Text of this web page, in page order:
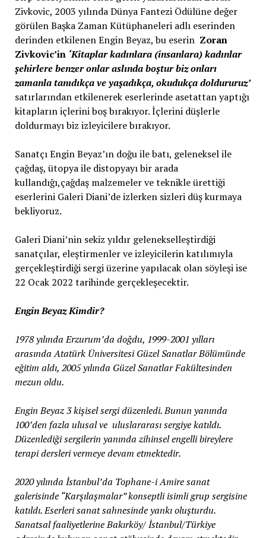
Zivkovic, 2003 yılında Dünya Fantezi Ödülüne değer
görülen Başka Zaman Kütüphaneleri adlı eserinden
derinden etkilenen Engin Beyaz, bu eserin Zoran
Zivkovic’in ‘Kitaplar kadınlara (insanlara) kadınlar
şehirlere benzer onlar aslında boştur biz onları
zamanla tanıdıkça ve yaşadıkça, okudukça doldururuz’
satırlarından etkilenerek eserlerinde asetattan yaptığı
kitapların içlerini boş bırakıyor. İçlerini düşlerle
doldurmayı biz izleyicilere bırakıyor.
Sanatçı Engin Beyaz’ın doğu ile batı, geleneksel ile
çağdaş, ütopya ile distopyayı bir arada
kullandığı,çağdaş malzemeler ve teknikle ürettiği
eserlerini Galeri Diani’de izlerken sizleri düş kurmaya
bekliyoruz.
Galeri Diani’nin sekiz yıldır gelenekselleştirdiği
sanatçılar, eleştirmenler ve izleyicilerin katılımıyla
gerçekleştirdiği sergi üzerine yapılacak olan söyleşi ise
22 Ocak 2022 tarihinde gerçekleşecektir.
Engin Beyaz Kimdir?
1978 yılında Erzurum’da doğdu, 1999-2001 yılları
arasında Atatürk Üniversitesi Güzel Sanatlar Bölümünde
eğitim aldı, 2005 yılında Güzel Sanatlar Fakültesinden
mezun oldu.
Engin Beyaz 3 kişisel sergi düzenledi. Bunun yanında
100’den fazla ulusal ve uluslararası sergiye katıldı.
Düzenlediği sergilerin yanında zihinsel engelli bireylere
terapi dersleri vermeye devam etmektedir.
2020 yılında İstanbul’da Tophane-i Amire sanat
galerisinde “Karşılaşmalar” konseptli isimli grup sergisine
katıldı. Eserleri sanat sahnesinde yankı oluşturdu.
Sanatsal faaliyetlerine Bakırköy/ İstanbul/Türkiye